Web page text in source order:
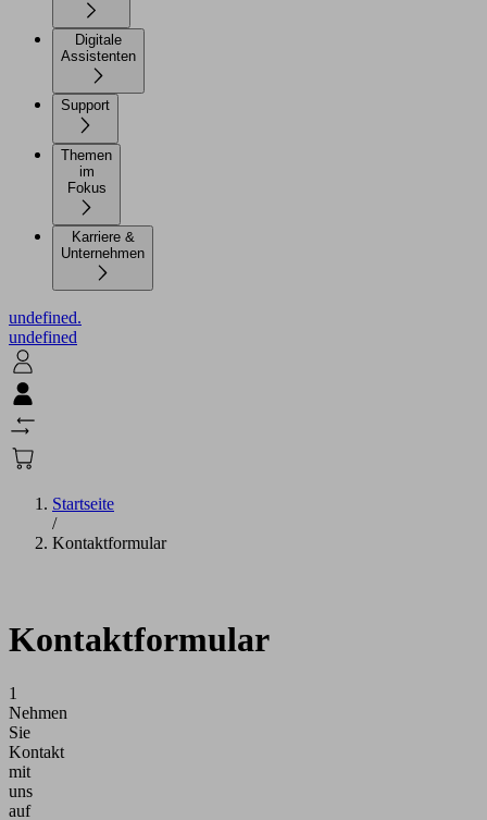
Digitale
Assistenten
Support
Themen
im
Karriere &
Unternehmen
undefined.
undefined
Startseite
/
Kontaktformular
Kontaktformular
1
Nehmen
Sie
Kontakt
mit
uns
auf